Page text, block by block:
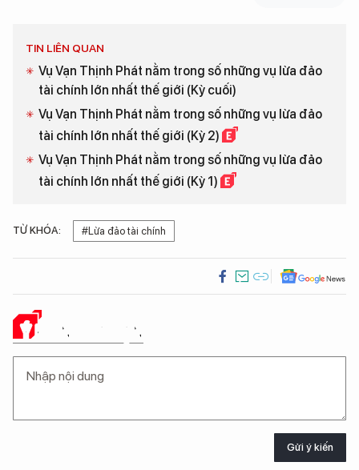
TIN LIÊN QUAN
Vụ Vạn Thịnh Phát nằm trong số những vụ lừa đảo
tài chính lớn nhất thế giới (Kỳ cuối)
Vụ Vạn Thịnh Phát nằm trong số những vụ lừa đảo
tài chính lớn nhất thế giới (Kỳ 2)
Vụ Vạn Thịnh Phát nằm trong số những vụ lừa đảo
tài chính lớn nhất thế giới (Kỳ 1)
TỪ KHÓA: #Lừa đảo tài chính
Ý KIẾN CỦA BẠN
Gửi ý kiến